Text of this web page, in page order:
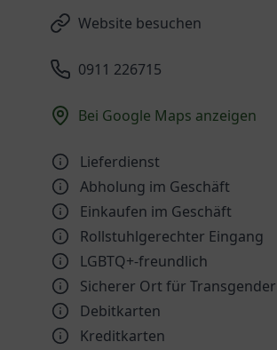
Website besuchen
0911 226715
Bei Google Maps anzeigen
Lieferdienst
Abholung im Geschäft
Einkaufen im Geschäft
Rollstuhlgerechter Eingang
LGBTQ+-freundlich
Sicherer Ort für Transgender
Debitkarten
Kreditkarten